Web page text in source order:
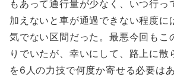
もあって通行量が少なく、いつ行っ
加えないと車が通過できない程度に
気でない区間だった。最悪今回もこ
りでいたが、幸いにして、路上に散
を6人の力技で何度か寄せる必要は